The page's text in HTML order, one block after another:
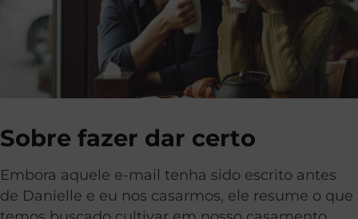
Sobre fazer dar certo
Embora aquele e-mail tenha sido escrito antes
de Danielle e eu nos casarmos, ele resume o que